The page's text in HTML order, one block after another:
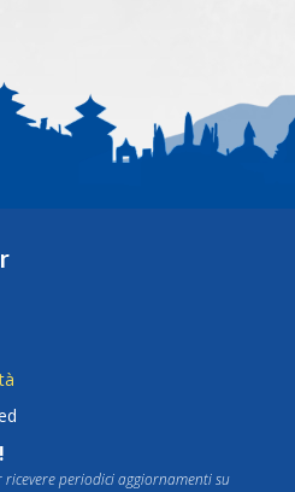
periodici aggiornamenti su